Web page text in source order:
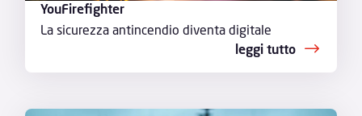
YouFirefighter
La sicurezza antincendio diventa digitale
leggi tutto